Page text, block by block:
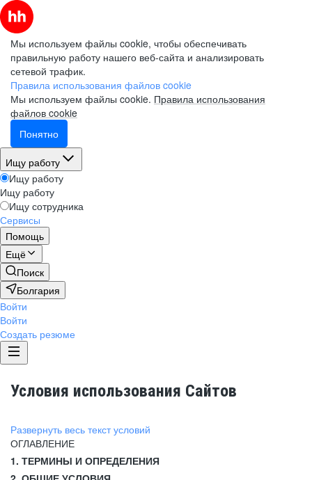
Мы используем файлы cookie, чтобы обеспечивать
правильную работу нашего веб-сайта и анализировать
сетевой трафик.
Правила использования файлов cookie
Мы используем файлы cookie. Правила использования
файлов cookie
Понятно
Ищу работу
Ищу работу
Ищу работу
Ищу сотрудника
Сервисы
Помощь
Ещё
Поиск
Болгария
Войти
Войти
Создать резюме
Условия использования Сайтов
Развернуть весь текст условий
ОГЛАВЛЕНИЕ
1. ТЕРМИНЫ И ОПРЕДЕЛЕНИЯ